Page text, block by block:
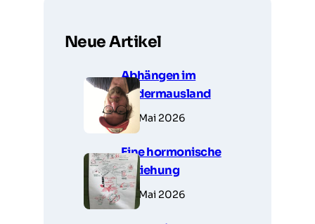
Neue Artikel
Abhängen im
Fledermausland
28. Mai 2026
Eine hormonische
Beziehung
23. Mai 2026